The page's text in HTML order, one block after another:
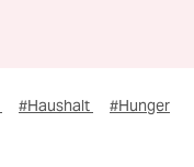
#Haushalt #Hunger